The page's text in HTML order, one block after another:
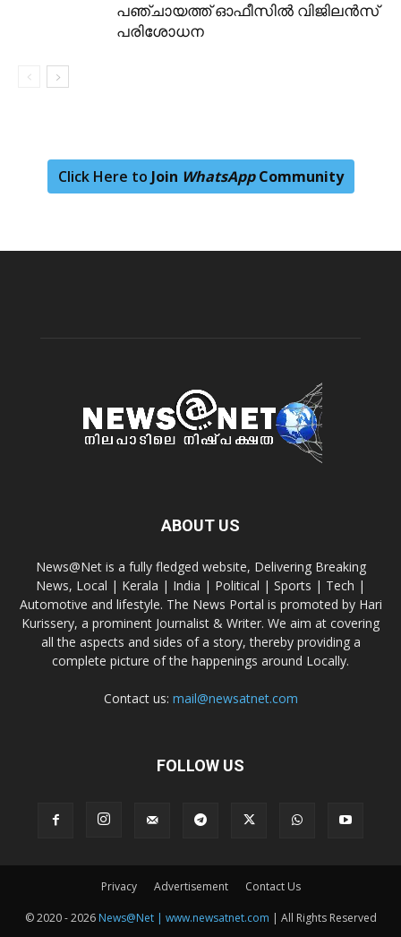
പഞ്ചായത്ത് ഓഫീസിൽ വിജിലൻസ്
പരിശോധന
Click Here to Join WhatsAppCommunity
ABOUT US
News@Net is a fully fledged website, Delivering Breaking
News, Local | Kerala | India | Political | Sports | Tech |
Automotive and lifestyle. The News Portal is promoted by Hari
Kurissery, a prominent Journalist & Writer. We aim at covering
all the aspects and sides of a story, thereby providing a
complete picture of the happenings around Locally.
Contact us: mail@newsatnet.com
FOLLOW US
Privacy Advertisement Contact Us
© 2020 - 2026 News@Net | www.newsatnet.com | All Rights Reserved